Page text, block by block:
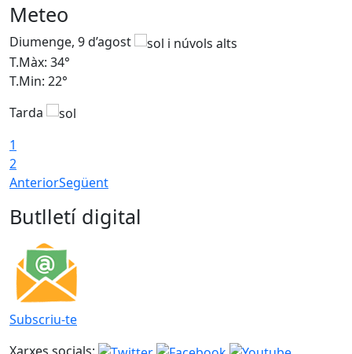
Meteo
Diumenge, 9 d’agost
T.Màx: 34°
T.Min: 22°
Tarda
1
2
AnteriorSegüent
Butlletí digital
Subscriu-te